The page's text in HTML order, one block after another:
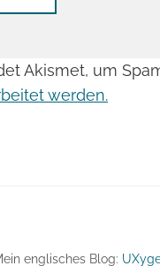
Akismet, um
werden.
englisches Blog: